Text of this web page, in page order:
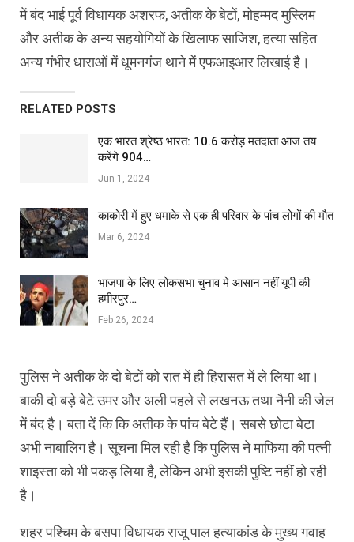
में बंद भाई पूर्व विधायक अशरफ, अतीक के बेटों, मोहम्मद मुस्लिम
और अतीक के अन्य सहयोगियों के खिलाफ साजिश, हत्या सहित
अन्य गंभीर धाराओं में धूमनगंज थाने में एफआइआर लिखाई है।
RELATED POSTS
एक भारत श्रेष्ठ भारत: 10.6 करोड़ मतदाता आज तय
करेंगे 904…
Jun 1, 2024
काकोरी में हुए धमाके से एक ही परिवार के पांच लोगों की मौत
Mar 6, 2024
भाजपा के लिए लोकसभा चुनाव मे आसान नहीं यूपी की
हमीरपुर…
Feb 26, 2024
पुलिस ने अतीक के दो बेटों को रात में ही हिरासत में ले लिया था।
बाकी दो बड़े बेटे उमर और अली पहले से लखनऊ तथा नैनी की जेल
में बंद है। बता दें कि कि अतीक के पांच बेटे हैं। सबसे छोटा बेटा
अभी नाबालिग है। सूचना मिल रही है कि पुलिस ने माफिया की पत्नी
शाइस्ता को भी पकड़ लिया है, लेकिन अभी इसकी पुष्टि नहीं हो रही
है।
शहर पश्चिम के बसपा विधायक राजू पाल हत्याकांड के मुख्य गवाह